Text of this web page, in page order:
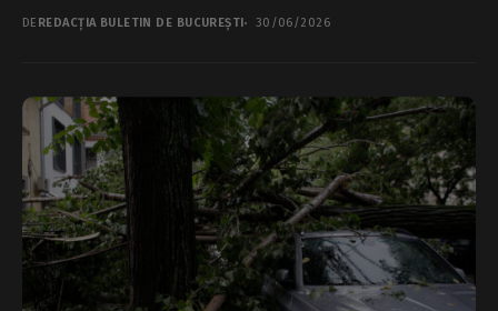
DE REDACȚIA BULETIN DE BUCUREȘTI 30/06/2026